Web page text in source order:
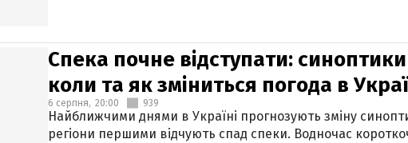
Спека почне відступати:
коли та як зміниться погода в
6 серпня, 20:00 939
Найближчими днями в Україні прогнозують зміну
регіони першими відчують спад спеки. Водночас